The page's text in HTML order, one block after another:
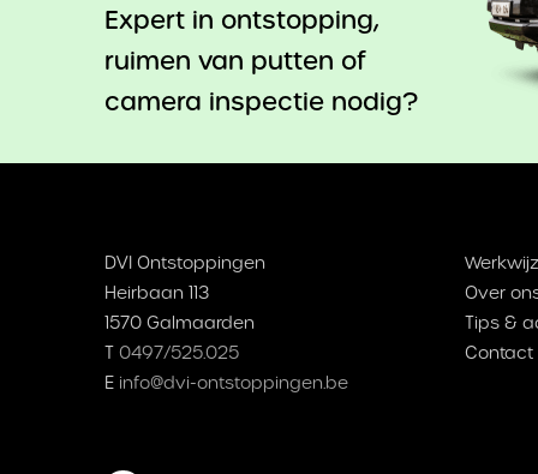
Expert in ontstopping,
ruimen van putten of
camera inspectie nodig?
DVI Ontstoppingen
Heirbaan 113
1570 Galmaarden
T 0497/525.025
E info@dvi-ontstoppingen.be
Over
Tips &
Contact